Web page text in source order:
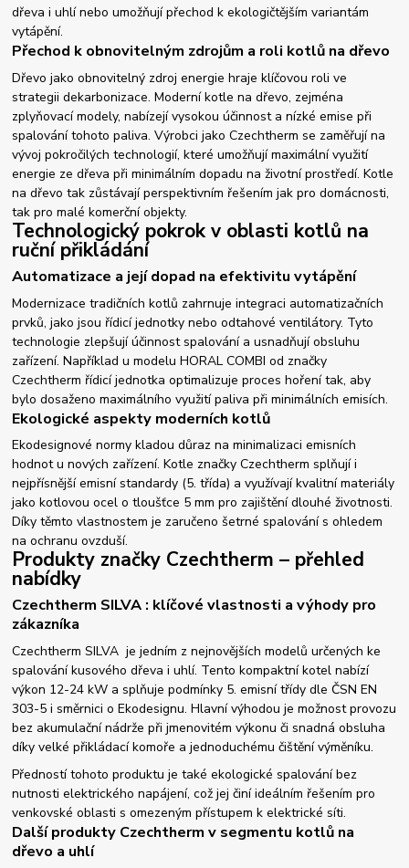
dřeva i uhlí nebo umožňují přechod k ekologičtějším variantám
vytápění.
Přechod k obnovitelným zdrojům a roli kotlů na dřevo
Dřevo jako obnovitelný zdroj energie hraje klíčovou roli ve
strategii dekarbonizace. Moderní kotle na dřevo, zejména
zplyňovací modely, nabízejí vysokou účinnost a nízké emise při
spalování tohoto paliva. Výrobci jako Czechtherm se zaměřují na
vývoj pokročilých technologií, které umožňují maximální využití
energie ze dřeva při minimálním dopadu na životní prostředí. Kotle
na dřevo tak zůstávají perspektivním řešením jak pro domácnosti,
tak pro malé komerční objekty.
Technologický pokrok v oblasti kotlů na
ruční přikládání
Automatizace a její dopad na efektivitu vytápění
Modernizace tradičních kotlů zahrnuje integraci automatizačních
prvků, jako jsou řídicí jednotky nebo odtahové ventilátory. Tyto
technologie zlepšují účinnost spalování a usnadňují obsluhu
zařízení. Například u modelu HORAL COMBI od značky
Czechtherm řídicí jednotka optimalizuje proces hoření tak, aby
bylo dosaženo maximálního využití paliva při minimálních emisích.
Ekologické aspekty moderních kotlů
Ekodesignové normy kladou důraz na minimalizaci emisních
hodnot u nových zařízení. Kotle značky Czechtherm splňují i
nejpřísnější emisní standardy (5. třída) a využívají kvalitní materiály
jako kotlovou ocel o tloušťce 5 mm pro zajištění dlouhé životnosti.
Díky těmto vlastnostem je zaručeno šetrné spalování s ohledem
na ochranu ovzduší.
Produkty značky Czechtherm – přehled
nabídky
Czechtherm SILVA : klíčové vlastnosti a výhody pro
zákazníka
Czechtherm SILVA je jedním z nejnovějších modelů určených ke
spalování kusového dřeva i uhlí. Tento kompaktní kotel nabízí
výkon 12-24 kW a splňuje podmínky 5. emisní třídy dle ČSN EN
303-5 i směrnici o Ekodesignu. Hlavní výhodou je možnost provozu
bez akumulační nádrže při jmenovitém výkonu či snadná obsluha
díky velké přikládací komoře a jednoduchému čištění výměníku.
Předností tohoto produktu je také ekologické spalování bez
nutnosti elektrického napájení, což jej činí ideálním řešením pro
venkovské oblasti s omezeným přístupem k elektrické síti.
Další produkty Czechtherm v segmentu kotlů na
dřevo a uhlí